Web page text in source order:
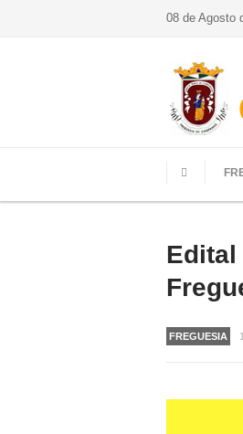
08 de Agosto
Edital
FREGUESIA